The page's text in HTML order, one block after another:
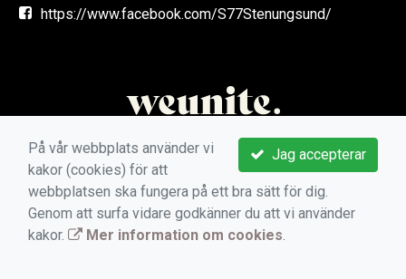
https://www.facebook.com/S77Stenungsund/
Jag accepterar
På vår webbplats använder vi
kakor (cookies) för att
webbplatsen ska fungera på ett bra sätt för dig.
Genom att surfa vidare godkänner du att vi använder
kakor.
Mer information om cookies.